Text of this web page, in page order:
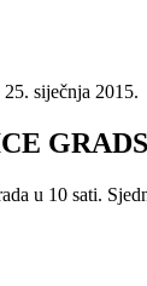
siječnja 2015.
u 10 sati.